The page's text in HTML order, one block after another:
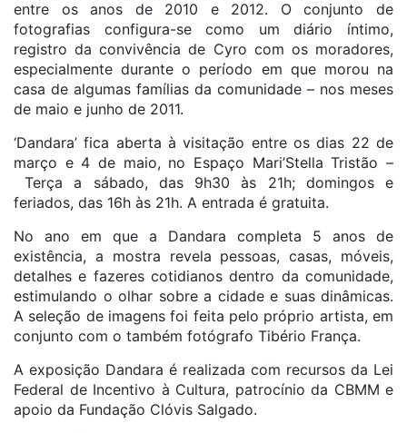
entre os anos de 2010 e 2012. O conjunto de
fotografias configura-se como um diário íntimo,
registro da convivência de Cyro com os moradores,
especialmente durante o período em que morou na
casa de algumas famílias da comunidade – nos meses
de maio e junho de 2011.
‘Dandara’ fica aberta à visitação entre os dias 22 de
março e 4 de maio, no Espaço Mari’Stella Tristão –
Terça a sábado, das 9h30 às 21h; domingos e
feriados, das 16h às 21h. A entrada é gratuita.
No ano em que a Dandara completa 5 anos de
existência, a mostra revela pessoas, casas, móveis,
detalhes e fazeres cotidianos dentro da comunidade,
estimulando o olhar sobre a cidade e suas dinâmicas.
A seleção de imagens foi feita pelo próprio artista, em
conjunto com o também fotógrafo Tibério França.
A exposição Dandara é realizada com recursos da Lei
Federal de Incentivo à Cultura, patrocínio da CBMM e
apoio da Fundação Clóvis Salgado.